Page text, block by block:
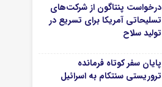
درخواست پنتاگون از شرکت‌های
تسلیحاتی آمریکا برای تسریع در
تولید سلاح
پایان سفر کوتاه فرمانده
تروریستی سنتکام به اسرائیل